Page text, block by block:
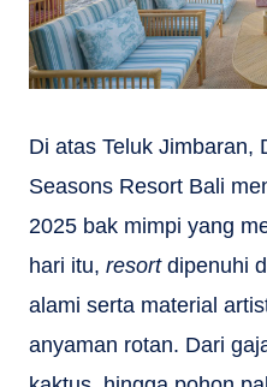
Di atas Teluk Jimbaran,
Seasons Resort Bali
2025 bak mimpi yang
hari itu, resortdipenuhi
alami serta material
anyaman rotan. Dari